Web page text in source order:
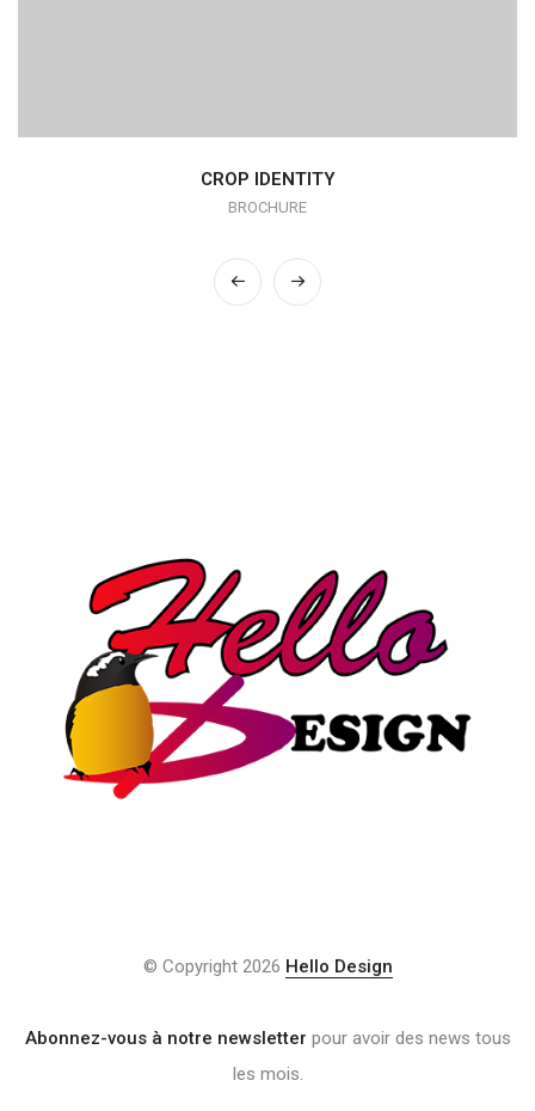
CROP IDENTITY
BROCHURE
© Copyright 2026 Hello Design
Abonnez-vous à notre newsletter pour avoir des news tous
les mois.